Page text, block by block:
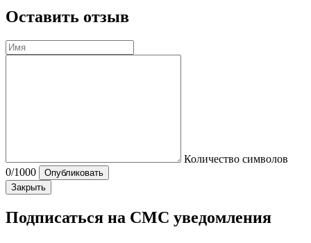
Оставить отзыв
Количество символов
0/1000
Опубликовать
Закрыть
Подписаться на СМС уведомления